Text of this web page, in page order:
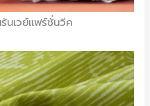
นเวย์แฟร์ชั่นวีค